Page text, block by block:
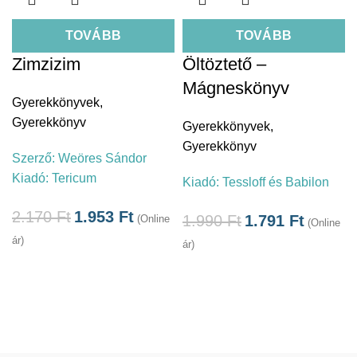
TOVÁBB
Zimzizim
Gyerekkönyvek,
Gyerekkönyv
Szerző: Weöres Sándor
Kiadó: Tericum
2.170Ft 1.953 Ft (Online
ár)
TOVÁBB
Öltöztető –
Mágneskönyv
Gyerekkönyvek,
Gyerekkönyv
Kiadó: Tessloff és Babilon
1.990Ft 1.791 Ft (Online
ár)